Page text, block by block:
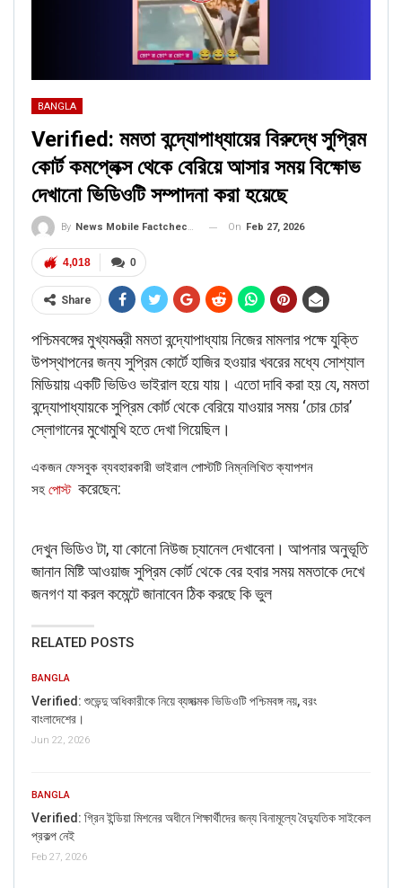
BANGLA
Verified: মমতা বন্দ্যোপাধ্যায়ের বিরুদ্ধে সুপ্রিম
কোর্ট কমপ্লেক্স থেকে বেরিয়ে আসার সময় বিক্ষোভ
দেখানো ভিডিওটি সম্পাদনা করা হয়েছে
By News Mobile Factcheck Bureau On Feb 27, 2026
0
4,018
Share
পশ্চিমবঙ্গের মুখ্যমন্ত্রী মমতা বন্দ্যোপাধ্যায় নিজের মামলার পক্ষে যুক্তি
উপস্থাপনের জন্য সুপ্রিম কোর্টে হাজির হওয়ার খবরের মধ্যে সোশ্যাল
মিডিয়ায় একটি ভিডিও ভাইরাল হয়ে যায়। এতো দাবি করা হয় যে, মমতা
বন্দ্যোপাধ্যায়কে সুপ্রিম কোর্ট থেকে বেরিয়ে যাওয়ার সময় ‘চোর চোর’
স্লোগানের মুখোমুখি হতে দেখা গিয়েছিল।
একজন ফেসবুক ব্যবহারকারী ভাইরাল পোস্টটি নিম্নলিখিত ক্যাপশন
সহ পোস্ট করেছেন:
দেখুন ভিডিও টা, যা কোনো নিউজ চ্যানেল দেখাবেনা। আপনার অনুভূতি
জানান মিষ্টি আওয়াজ সুপ্রিম কোর্ট থেকে বের হবার সময় মমতাকে দেখে
জনগণ যা করল কমেন্টে জানাবেন ঠিক করছে কি ভুল
RELATED POSTS
BANGLA
Verified: শুভেন্দু অধিকারীকে নিয়ে ব্যঙ্গাত্মক ভিডিওটি পশ্চিমবঙ্গ নয়, বরং
বাংলাদেশের।
Jun 22, 2026
BANGLA
Verified: গ্রিন ইন্ডিয়া মিশনের অধীনে শিক্ষার্থীদের জন্য বিনামূল্যে বৈদ্যুতিক সাইকেল
প্রকল্প নেই
Feb 27, 2026